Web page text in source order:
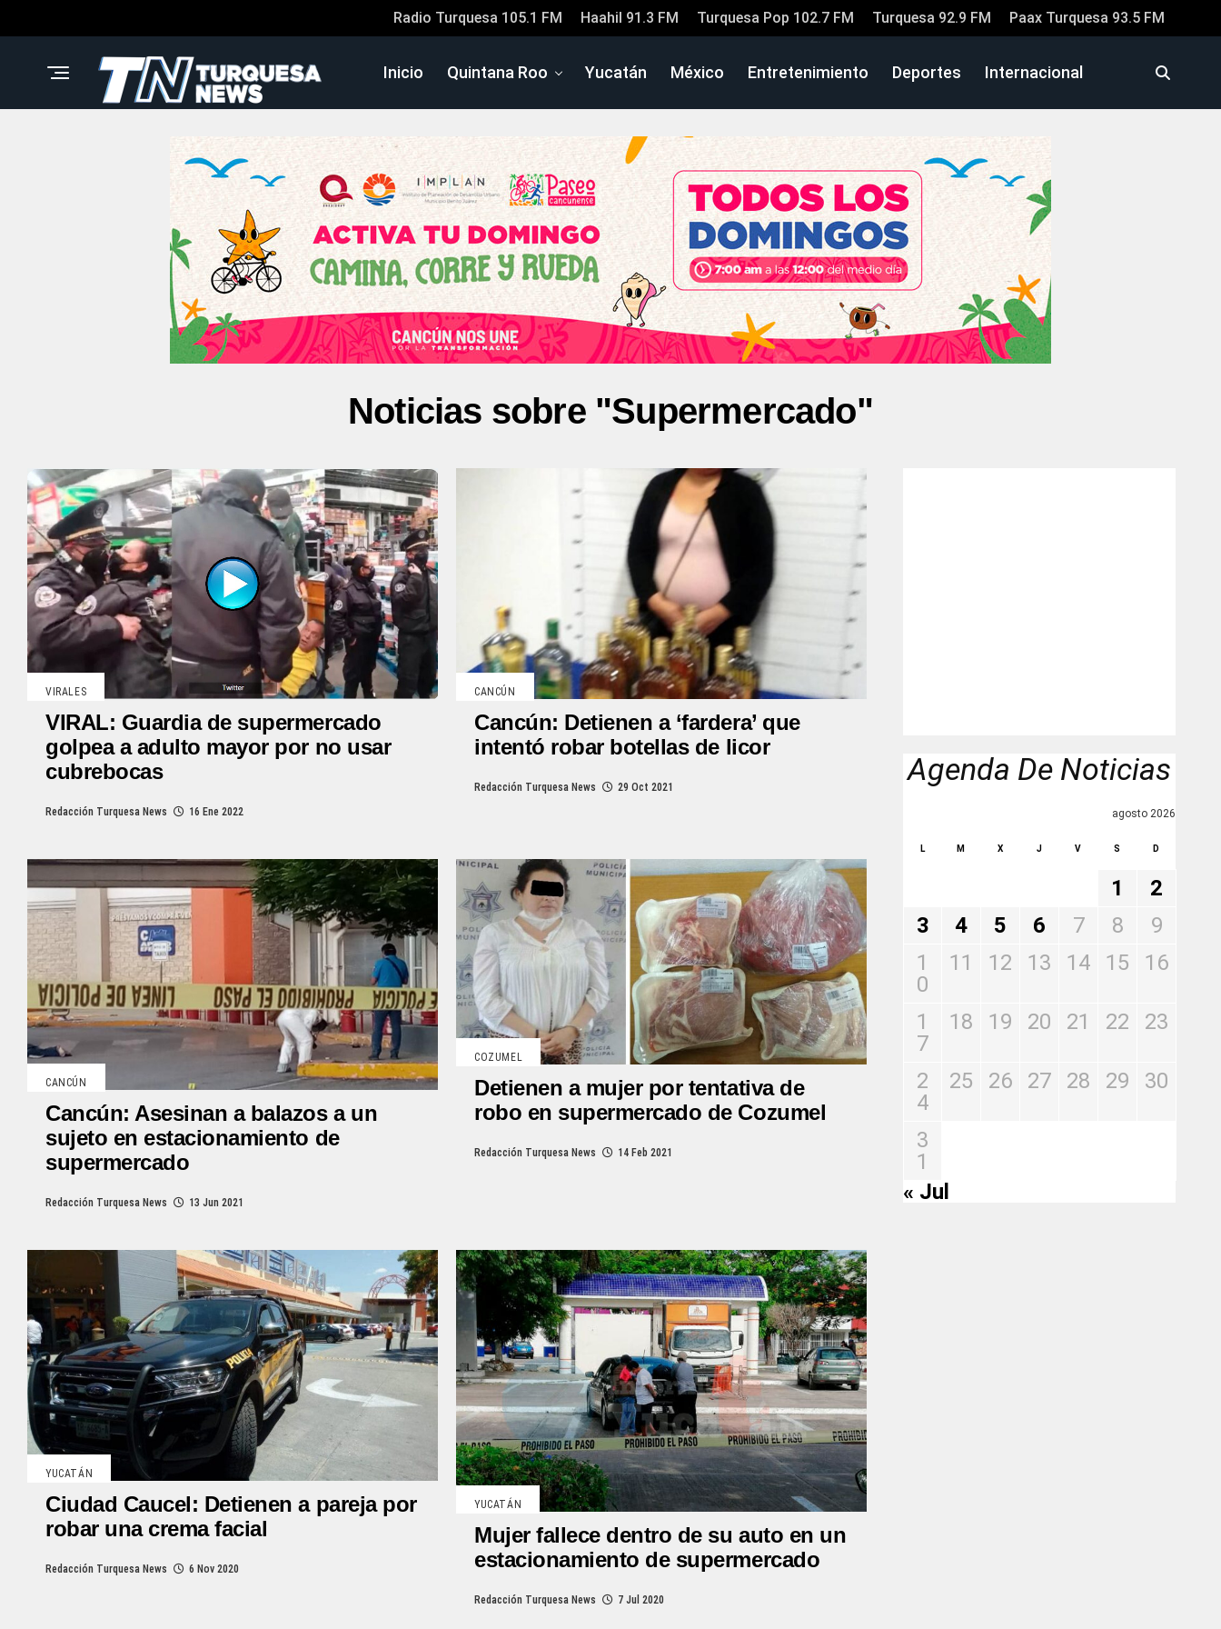
Radio Turquesa 105.1 FM Haahil 91.3 FM Turquesa Pop 102.7 FM Turquesa 92.9 FM Paax Turquesa 93.5 FM
Inicio Quintana Roo Yucatán México Entretenimiento Deportes Internacional
Noticias sobre "Supermercado"
VIRALES
VIRAL: Guardia de supermercado
golpea a adulto mayor por no usar
cubrebocas
Redacción Turquesa News 16 Ene 2022
CANCÚN
Cancún: Detienen a ‘fardera’ que
intentó robar botellas de licor
Redacción Turquesa News 29 Oct 2021
CANCÚN
Cancún: Asesinan a balazos a un
sujeto en estacionamiento de
supermercado
Redacción Turquesa News 13 Jun 2021
COZUMEL
Detienen a mujer por tentativa de
robo en supermercado de Cozumel
Redacción Turquesa News 14 Feb 2021
YUCATÁN
Ciudad Caucel: Detienen a pareja por
robar una crema facial
Redacción Turquesa News 6 Nov 2020
YUCATÁN
Mujer fallece dentro de su auto en un
estacionamiento de supermercado
Redacción Turquesa News 7 Jul 2020
Agenda De Noticias
agosto 2026
L M X J V S D
1
2
3
4 5 6 7 8
9
1
0
11 12 13 14 15 16
1
7
18 19 20 21 22 23
2
4
25 26 27 28 29 30
3
1
« Jul